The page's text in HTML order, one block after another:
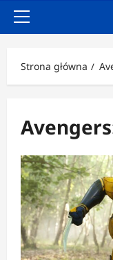
Menu
Strona główna